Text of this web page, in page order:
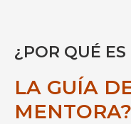
¿POR QUÉ
LA GUÍA
MENTORA?